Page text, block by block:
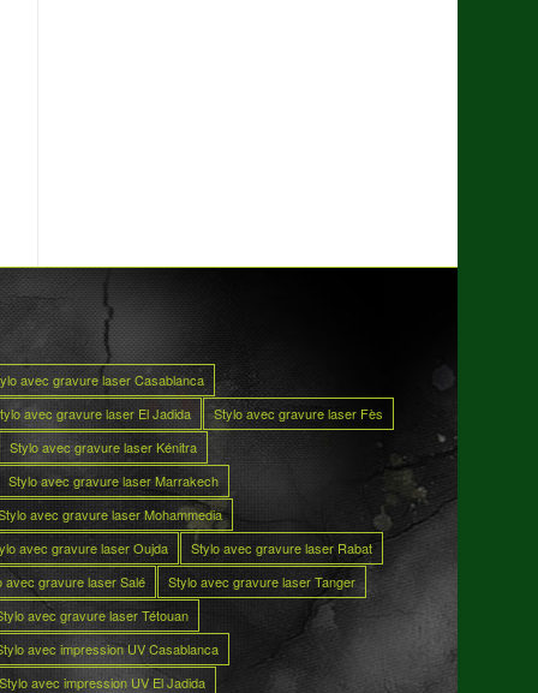
avec gravure laser Casablanca
avec gravure laser El Jadida
Stylo avec gravure laser Fès
Stylo avec gravure laser Kénitra
Stylo avec gravure laser Marrakech
avec gravure laser Mohammedia
avec gravure laser Oujda
Stylo avec gravure laser Rabat
avec gravure laser Salé
Stylo avec gravure laser Tanger
avec gravure laser Tétouan
avec impression UV Casablanca
Stylo avec impression UV El Jadida